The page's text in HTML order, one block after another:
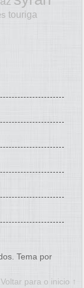
touriga
Tema por
Voltar para o inicio ↑